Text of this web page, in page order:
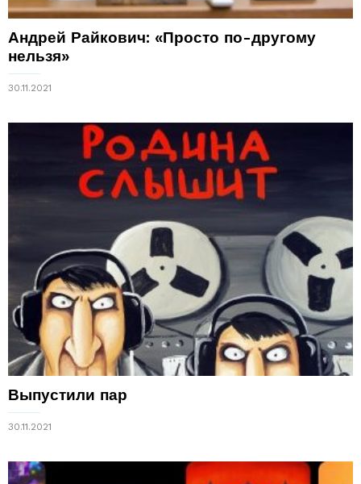
Андрей Райкович: «Просто по-другому
нельзя»
30.11.2021
Выпустили пар
30.11.2021